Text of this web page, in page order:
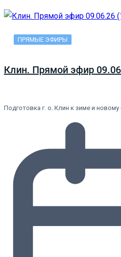
ПРЯМЫЕ ЭФИРЫ
Клин. Прямой эфир
Подготовка г. о. Клин к зиме и